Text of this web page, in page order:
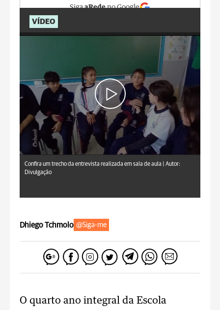
SigaaRedeno Google
VÍDEO
Confira um trecho da entrevista realizada em sala de aula |
Autor:
Divulgação
Dhiego Tchmolo @Siga-me
O quarto ano integral da Escola